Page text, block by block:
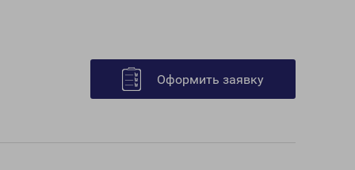
Оформить заявку